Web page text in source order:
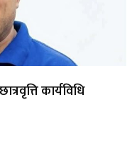
कार्यविधि